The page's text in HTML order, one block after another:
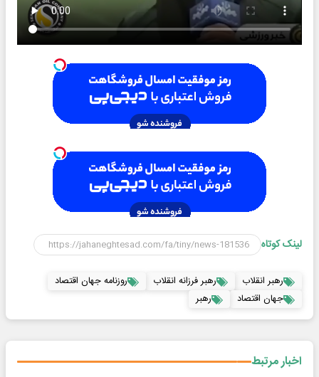
لینک کوتاه
رهبر انقلاب رهبر فرزانه انقلاب
روزنامه جهان اقتصاد
جهان اقتصاد
رهبر
اخبار مرتبط